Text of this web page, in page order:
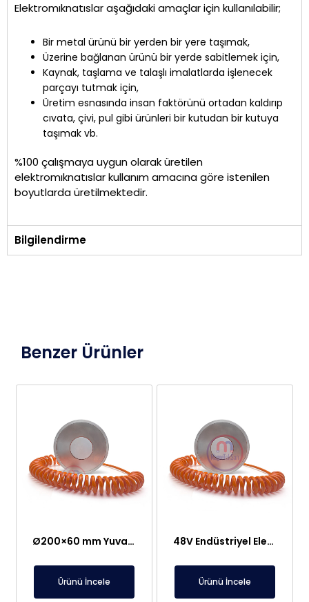
Elektromıknatıslar aşağıdaki amaçlar için kullanılabilir;
Bir metal ürünü bir yerden bir yere taşımak,
Üzerine bağlanan ürünü bir yerde sabitlemek için,
Kaynak, taşlama ve talaşlı imalatlarda işlenecek
parçayı tutmak için,
Üretim esnasında insan faktörünü ortadan kaldırıp
cıvata, çivi, pul gibi ürünleri bir kutudan bir kutuya
taşımak vb.
%100 çalışmaya uygun olarak üretilen
elektromıknatıslar kullanım amacına göre istenilen
boyutlarda üretilmektedir.
Bilgilendirme
Benzer Ürünler
Ø200×60 mm Yuvarlak Özel Üretim Elektromıknatıs – 48V
Ürünü İncele
48V Endüstriyel Elektromıknatıs | Otomasyon ve Robotik Sistemler İçin Güçlü, Su Geçirmez Yuvarlak DC Mıknatıs
Ürünü İncele